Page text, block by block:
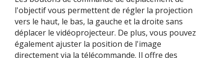
l'objectif vous permettent de régler la projection
vers le haut, le bas, la gauche et la droite sans
déplacer le vidéoprojecteur. De plus, vous pouvez
également ajuster la position de l'image
directement via la télécommande. Il offre des